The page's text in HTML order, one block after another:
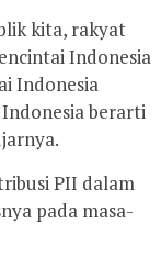
kita, rakyat
Indonesia
Indonesia
berarti
PII dalam
pada masa-